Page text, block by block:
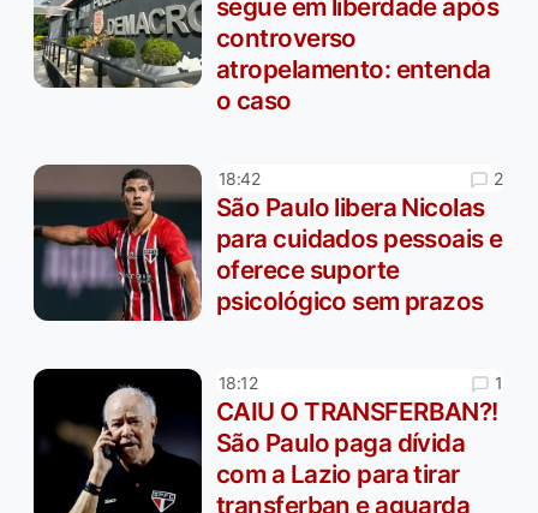
segue em liberdade após
controverso
atropelamento: entenda
o caso
18:42 2
São Paulo libera Nicolas
para cuidados pessoais e
oferece suporte
psicológico sem prazos
18:12 1
CAIU O TRANSFERBAN?!
São Paulo paga dívida
com a Lazio para tirar
transferban e aguarda